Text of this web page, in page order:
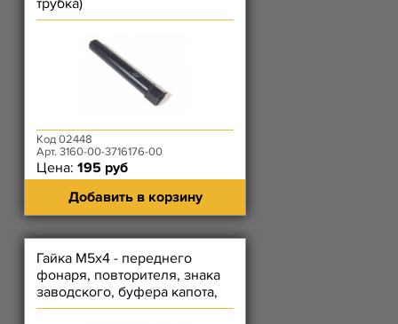
трубка)
Код 02448
Арт. 3160-00-3716176-00
Цена: 195 руб
Добавить в корзину
Гайка М5х4 - переднего
фонаря, повторителя, знака
заводского, буфера капота,
тяги акселератора